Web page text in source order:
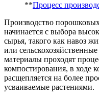
**Процесс
Производство
начинается с выбора
сырья, такого как навоз
или
материалы проходят
компостирования, в ходе
расщепляется на более
усваиваемые растениями.